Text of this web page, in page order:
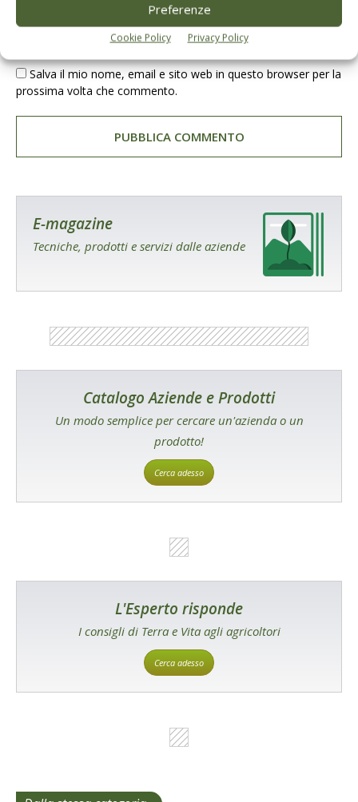
Preferenze
Cookie Policy Privacy Policy
Salva il mio nome, email e sito web in questo browser per la
prossima volta che commento.
E-magazine
Tecniche, prodotti e servizi dalle aziende
Catalogo Aziende e Prodotti
Un modo semplice per cercare un'azienda o un
prodotto!
Cerca adesso
L'Esperto risponde
I consigli di Terra e Vita agli agricoltori
Cerca adesso